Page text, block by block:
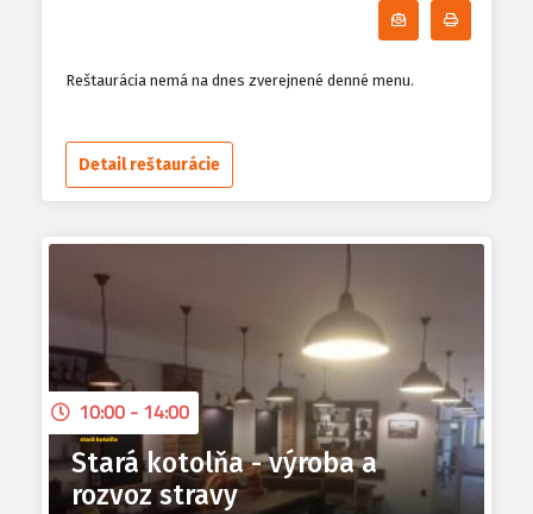
Odoberať
Reštaurácia nemá na dnes zverejnené denné menu.
Detail reštaurácie
Stará kotolňa - výroba a
rozvoz stravy
10:00 - 14:00